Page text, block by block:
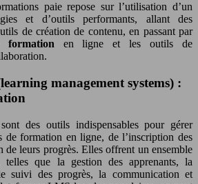
paie repose sur l’utilisation d’un
et d’outils performants, allant des
de création de contenu, en passant par
formation en ligne et les outils de
management systems) :
des outils indispensables pour gérer
de formation en ligne, de l’inscription des
de leurs progrès. Elles offrent un ensemble
telles que la gestion des apprenants, la
suivi des progrès, la communication et